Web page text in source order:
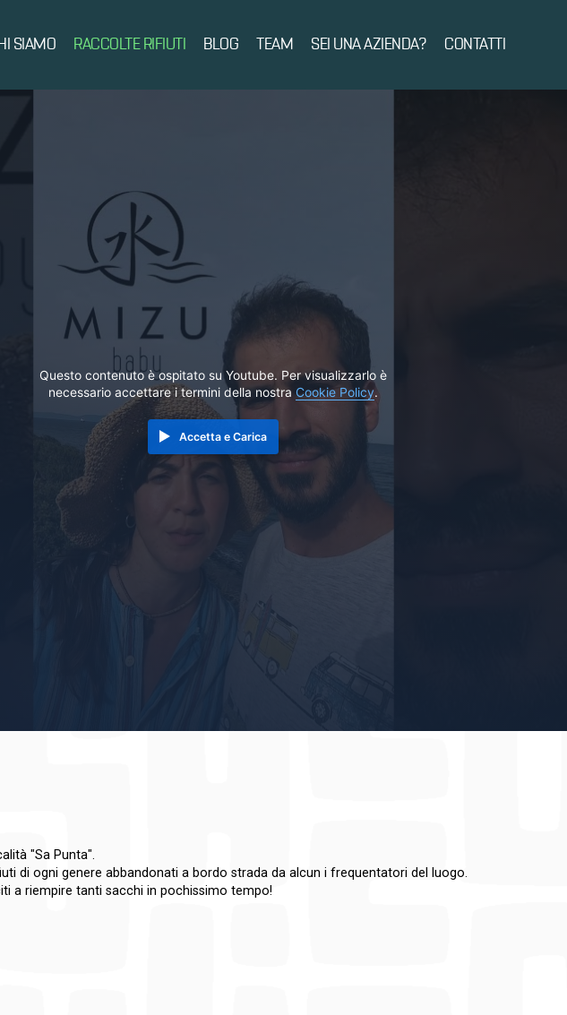
SIAMO RACCOLTE RIFIUTI BLOG TEAM SEI UNA AZIENDA? CONTATTI
Questo contenuto è ospitato su Youtube. Per visualizzarlo è
necessario accettare i termini della nostra Cookie Policy.
Accetta e Carica
"Sa Punta".
di ogni genere abbandonati a bordo strada da alcun i frequentatori del luogo.
a riempire tanti sacchi in pochissimo tempo!